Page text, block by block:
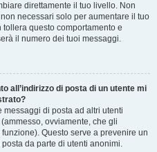
direttamente il tuo livello. Non
necessari solo per aumentare il tuo
questo comportamento e
il numero dei tuoi messaggi.
all’indirizzo di posta di un utente mi
di posta ad altri utenti
ovviamente, che gli
Questo serve a prevenire un
da parte di utenti anonimi.